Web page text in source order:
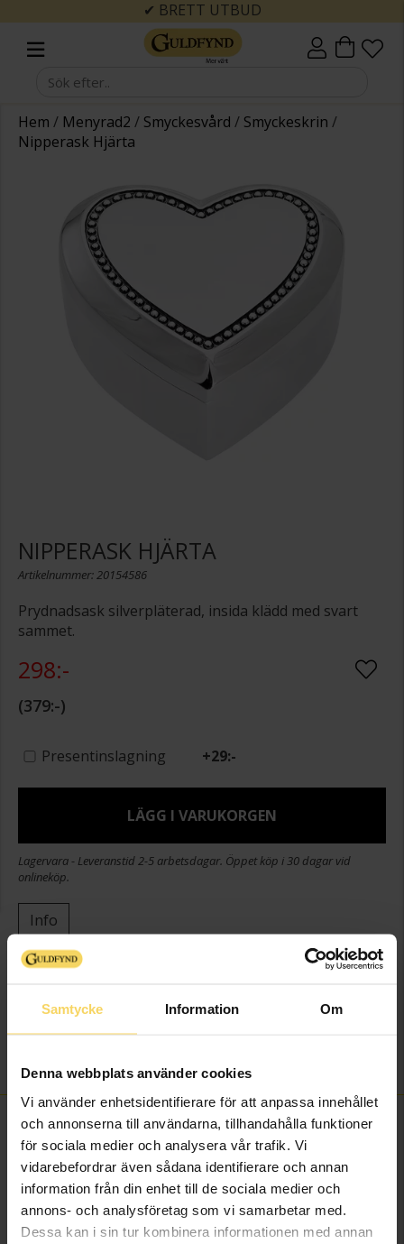
Samtycke Information Om
Denna webbplats använder cookies
Vi använder enhetsidentifierare för att anpassa innehållet
och annonserna till användarna, tillhandahålla funktioner
för sociala medier och analysera vår trafik. Vi
vidarebefordrar även sådana identifierare och annan
information från din enhet till de sociala medier och
annons- och analysföretag som vi samarbetar med.
Dessa kan i sin tur kombinera informationen med annan
✔ BRETT UTBUD
Hem / Menyrad2 / Smyckesvård / Smyckeskrin /
Nipperask Hjärta
NIPPERASK HJÄRTA
Artikelnummer: 20154586
Prydnadsask silverpläterad, insida klädd med svart
sammet.
298:-
379:-
Presentinslagning +29:-
LÄGG I VARUKORGEN
Lagervara - Leveranstid 2-5 arbetsdagar. Öppet köp i 30 dagar vid
onlineköp.
Info
Höjd ca (cm)
Varumärke
Guldfynd
Material
FINNS OCKSÅ SOM